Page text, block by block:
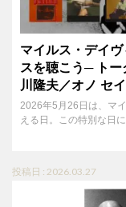
マイルス・デイ
スを聴こう─ ト
川隆夫／オノ セ
2026年5月26日は、マ
える日。この特別な日
投稿日 : 2026.03.27